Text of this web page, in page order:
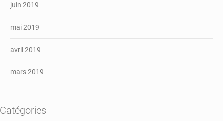
juin 2019
mai 2019
avril 2019
mars 2019
Catégories